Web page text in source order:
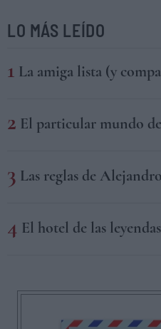
LO MÁS LEÍDO
La amiga lista (y
El particular mundo
Las reglas de
El hotel de las leyendas